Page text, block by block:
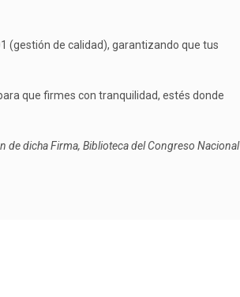
(gestión de calidad), garantizando que tus
que firmes con tranquilidad, estés donde
de dicha Firma, Biblioteca del Congreso Nacional